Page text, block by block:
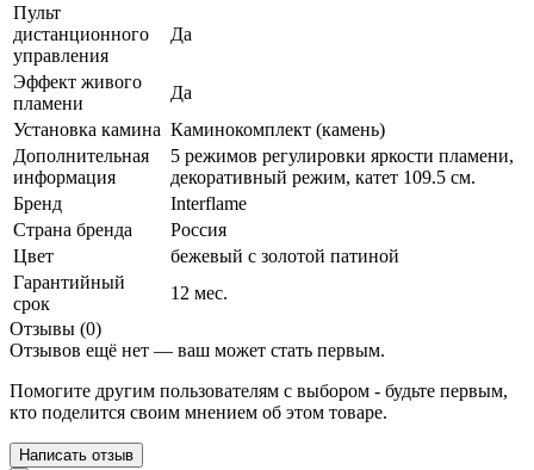
Пульт
дистанционного
управления
Да
Эффект живого
пламени
Да
Установка камина Каминокомплект (камень)
Дополнительная
информация
5 режимов регулировки яркости пламени,
декоративный режим, катет 109.5 см.
Бренд
Interflame
Страна бренда
Россия
Цвет
бежевый с золотой патиной
Гарантийный
срок
12 мес.
Отзывы (0)
Отзывов ещё нет — ваш может стать первым.
Помогите другим пользователям с выбором - будьте первым,
кто поделится своим мнением об этом товаре.
Написать отзыв